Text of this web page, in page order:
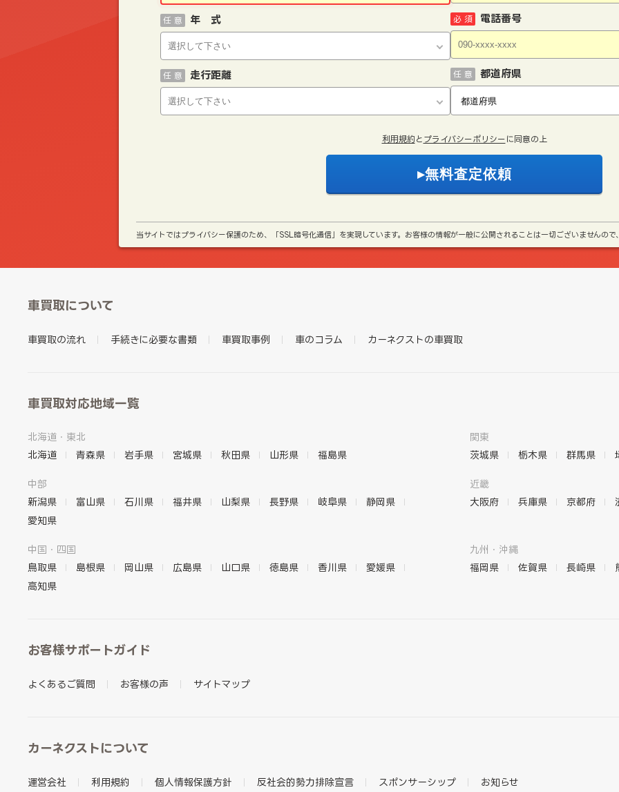
年 式
任 意
走行距離
任 意
電話番号
必 須
都道府県
任 意
利用規約 と プライバシーポリシー に同意の上
当サイトではプライバシー保護のため、「SSL暗号化通信」を実現しています。お客様の情報が一般に公開されることは一切ございませんの
車買取について
車買取の流れ 手続きに必要な書類 車買取事例 車のコラム カーネクストの車買取
車買取対応地域一覧
北海道・東北
北海道
青森県 岩手県 宮城県 秋田県 山形県 福島県
関東
茨城県
栃木県 群馬県
中部
新潟県
富山県 石川県 福井県 山梨県 長野県 岐阜県
静岡県
愛知県
近畿
大阪府
兵庫県 京都府
中国・四国
鳥取県
島根県 岡山県 広島県 山口県 徳島県 香川県
愛媛県
高知県
九州・沖縄
福岡県
佐賀県 長崎県
お客様サポートガイド
よくあるご質問 お客様の声 サイトマップ
カーネクストについて
運営会社 利用規約 個人情報保護方針 反社会的勢力排除宣言 スポンサーシップ お知らせ